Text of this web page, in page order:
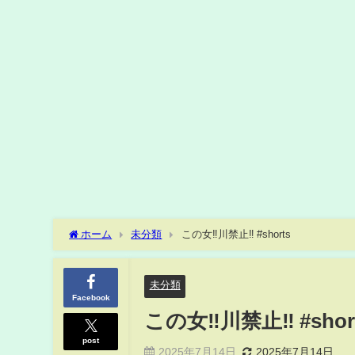
ホーム 未分類 この女‼️川禁止‼️ #shorts
Facebook
post
未分類
この女‼️川禁止‼️
2025年7月14日 2025年7月14日